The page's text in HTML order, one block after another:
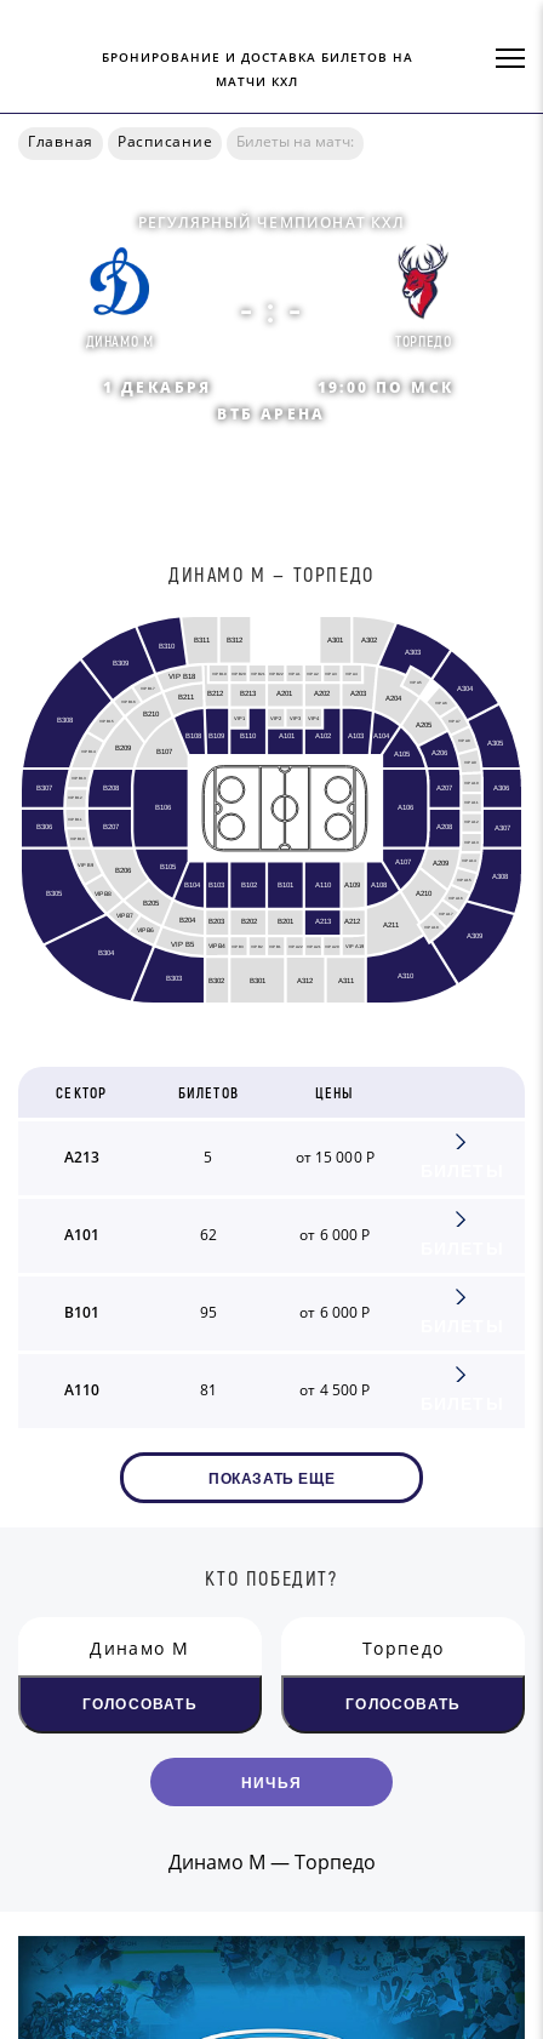
БРОНИРОВАНИЕ И ДОСТАВКА БИЛЕТОВ НА
МАТЧИ КХЛ
Главная Расписание Билеты на матч:
РЕГУЛЯРНЫЙ ЧЕМПИОНАТ КХЛ
ДИНАМО М
- : -
ТОРПЕДО
1 ДЕКАБРЯ
19:00 ПО МСК
ВТБ АРЕНА
ДИНАМО М — ТОРПЕДО
A103 A104
A105
A106
A107
A108
A109
B103
B104
B105
B106
B107
B108 B109
A203
A204
A205
A206
A207
A208
A209
A210
A211
A212
B203
B204
B205
B206
B207
B208
B209
B210
B211 B212
A301 A302
A303
A304
A305
A306
A307
A308
A309
A310
A311
B302
B303
B304
B305
B306
B307
B308
B309
B310
B311
VIP A1
VIP A5
VIP A6
VIP A7
VIP A8
VIP A9
VIP A10
VIP A13
VIP A14
VIP A15
VIP A16
VIP A17
VIP A18
VIP A19
VIP B4
VIP B5
VIP B6
VIP B7
VIP B8
VIP B9
VIP B10
VIP B11
VIP B12
VIP B13
VIP B14
VIP B15
VIP B16
VIP B17
VIP B18
B301 A312
B312
VIP B19 VIP B20 VIP B21 VIP B22 VIP A2 VIP A3 VIP A4
VIP B3 VIP B2 VIP B1 VIP A22 VIP A21 VIP A20
VIP A11
VIP A12
B201
B202 A213
B213 A201 A202
B102 B101 A110
A102
A101
B110
VIP1 VIP2 VIP3 VIP4
СЕКТОР БИЛЕТОВ ЦЕНЫ
A213 5 от 15 000 Р
A101 62 от 6 000 Р
B101 95 от 6 000 Р
A110 81 от 4 500 Р
ПОКАЗАТЬ ЕЩЕ
КТО ПОБЕДИТ?
Динамо М
ГОЛОСОВАТЬ
НИЧЬЯ
Торпедо
ГОЛОСОВАТЬ
Динамо М — Торпедо